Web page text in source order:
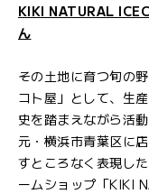
KIKI NATURAL
ん
その土地に育つ旬の
コト屋」として、生
史を踏まえながら活
元・横浜市青葉区に
すところなく表現し
ームショップ「KIKI